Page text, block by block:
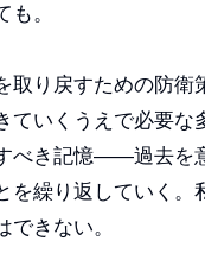
。
り戻すための防衛
ていくうえで必要な
べき記憶――過去を
を繰り返していく。
できない。